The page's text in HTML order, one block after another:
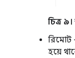
চিত্র ৯।
রিমোট
হয়ে